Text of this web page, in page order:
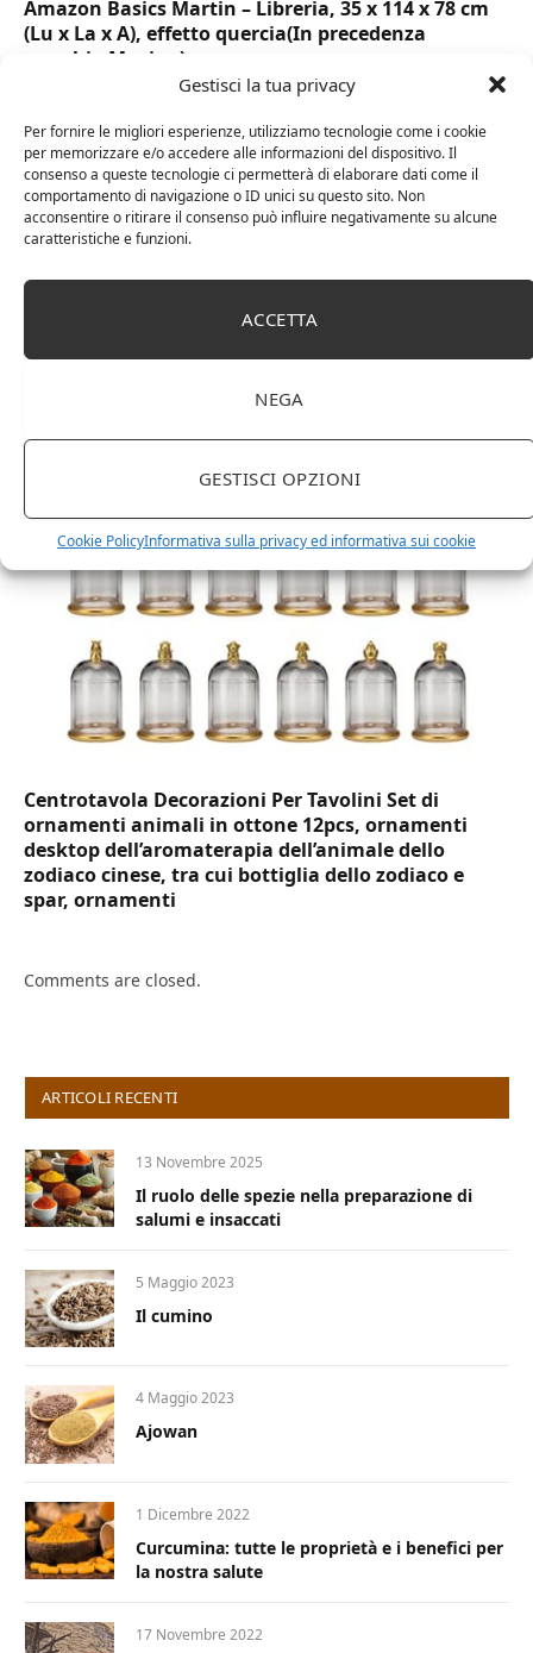
Gestisci la tua privacy
Per fornire le migliori esperienze, utilizziamo tecnologie come i cookie
per memorizzare e/o accedere alle informazioni del dispositivo. Il
consenso a queste tecnologie ci permetterà di elaborare dati come il
comportamento di navigazione o ID unici su questo sito. Non
acconsentire o ritirare il consenso può influire negativamente su alcune
caratteristiche e funzioni.
ACCETTA
NEGA
GESTISCI OPZIONI
Cookie PolicyInformativa sulla privacy ed informativa sui cookie
Amazon Basics Martin – Libreria, 35 x 114 x 78 cm
(Lu x La x A), effetto quercia(In precedenza
marchio Movian)
DOT Horeca Solutions 1000 Bicchieri PET
usa e getta bicchiere riciclabili per acqua bevande
Centrotavola Decorazioni Per Tavolini Set di
ornamenti animali in ottone 12pcs, ornamenti
desktop dell’aromaterapia dell’animale dello
zodiaco cinese, tra cui bottiglia dello zodiaco e
spar, ornamenti
Comments are closed.
ARTICOLI RECENTI
13 Novembre 2025
Il ruolo delle spezie nella preparazione di
salumi e insaccati
5 Maggio 2023
Il cumino
4 Maggio 2023
Ajowan
1 Dicembre 2022
Curcumina: tutte le proprietà e i benefici per
la nostra salute
17 Novembre 2022